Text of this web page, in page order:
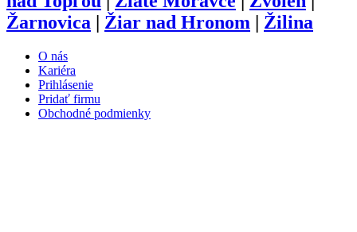
Žarnovica | Žiar nad Hronom | Žilina
O nás
Kariéra
Prihlásenie
Pridať firmu
Obchodné podmienky